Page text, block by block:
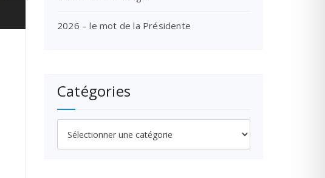
2026 – le mot de la Présidente
Catégories